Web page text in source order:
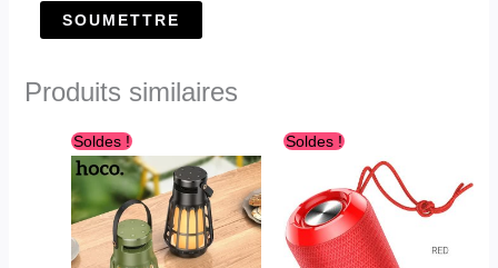
Produits similaires
Soldes !
Le
prix
initial
était :
د.ج9,800.00.
prix
actuel
est :
د.ج7,200.00.
Soldes !
Le
prix
était :
actuel
est :
د.ج2,800.00.
produit
a
plusieurs
variations.